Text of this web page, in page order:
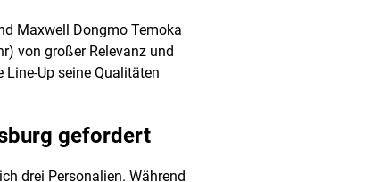
Maxwell Dongmo Temoka
von großer Relevanz und
Up seine Qualitäten
gefordert
drei Personalien. Während